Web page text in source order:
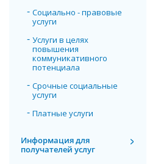
Социально - правовые
услуги
Услуги в целях
повышения
коммуникативного
потенциала
Срочные социальные
услуги
Платные услуги
Информация для
получателей услуг